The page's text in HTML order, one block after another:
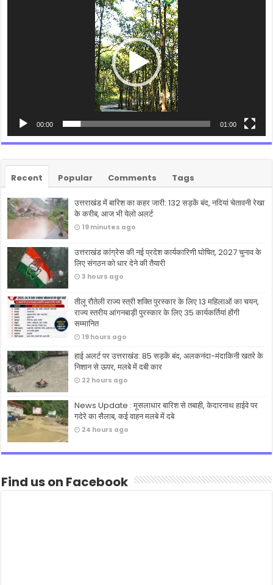
00:00 01:00
Recent Popular Comments Tags
उत्तराखंड में बारिश का कहर जारी: 132 सड़कें बंद, नदियां चेतावनी रेखा
के करीब, आज भी येलो अलर्ट
19 minutes ago
उत्तराखंड कांग्रेस की नई प्रदेश कार्यकारिणी घोषित, 2027 चुनाव के
लिए संगठन को धार देने की तैयारी
3 hours ago
तीलू रौतेली राज्य स्त्री शक्ति पुरस्कार के लिए 13 महिलाओं का चयन,
राज्य स्तरीय आंगनबाड़ी पुरस्कार के लिए 35 कार्यकर्तियां होंगी
सम्मानित
19 hours ago
हाई अलर्ट पर उत्तराखंड: 85 सड़कें बंद, अलकनंदा-मंदाकिनी खतरे के
निशान से ऊपर, मलबे में दबी कार
22 hours ago
News Update : मूसलाधार बारिश से तबाही, केदारनाथ हाईवे पर
गदेरे का सैलाब, कई वाहन मलबे में दबे
24 hours ago
Find us on Facebook